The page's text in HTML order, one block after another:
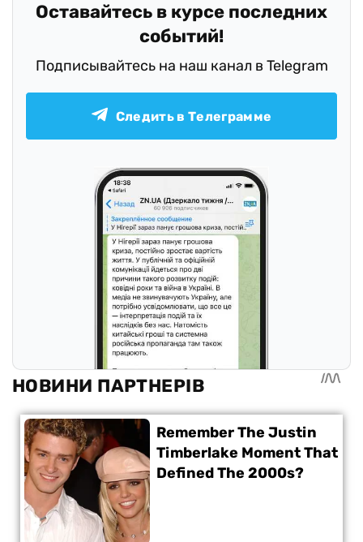
Оставайтесь в курсе последних
событий!
Подписывайтесь на наш канал в Telegram
Следить в Телеграмме